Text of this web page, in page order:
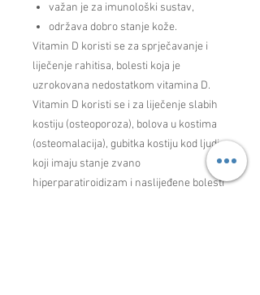
važan je za imunološki sustav,
održava dobro stanje kože.
Vitamin D koristi se za sprječavanje i
liječenje rahitisa, bolesti koja je
uzrokovana nedostatkom vitamina D.
Vitamin D koristi se i za liječenje slabih
kostiju (osteoporoza), bolova u kostima
(osteomalacija), gubitka kostiju kod ljudi
koji imaju stanje zvano
hiperparatiroidizam i naslijeđene bolesti